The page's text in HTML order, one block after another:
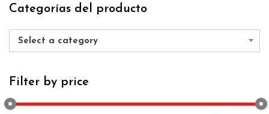
Categorías del producto
Select a category
Filter by price